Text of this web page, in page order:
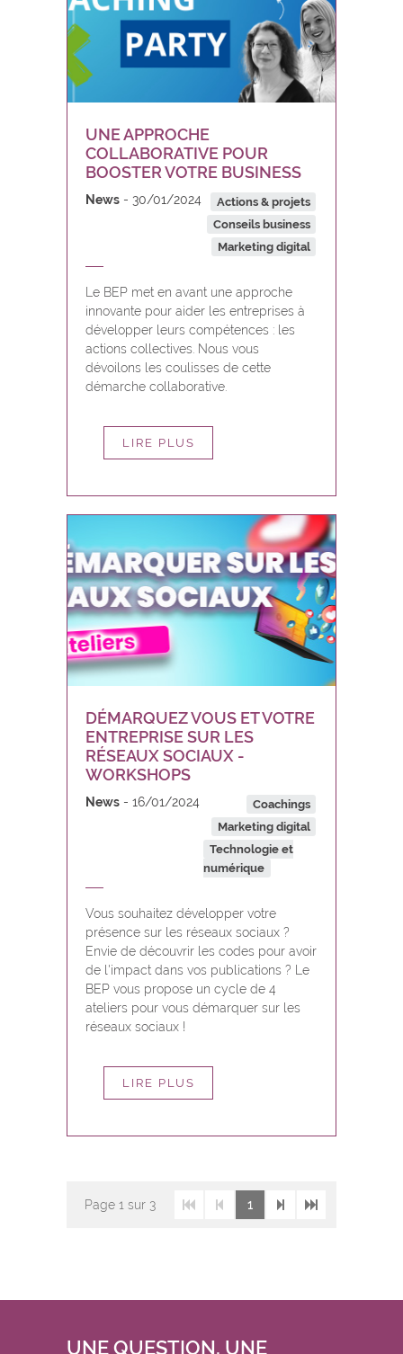
UNE APPROCHE
COLLABORATIVE POUR
BOOSTER VOTRE BUSINESS
News 30/01/2024
Actions & projets
Conseils business
Marketing digital
Le BEP met en avant une approche
innovante pour aider les entreprises à
développer leurs compétences : les
actions collectives. Nous vous
dévoilons les coulisses de cette
démarche collaborative.
LIRE PLUS
DÉMARQUEZ VOUS ET VOTRE
ENTREPRISE SUR LES
RÉSEAUX SOCIAUX -
WORKSHOPS
News 16/01/2024
Coachings
Marketing digital
Technologie et
numérique
Vous souhaitez développer votre
présence sur les réseaux sociaux ?
Envie de découvrir les codes pour avoir
de l'impact dans vos publications ? Le
BEP vous propose un cycle de 4
ateliers pour vous démarquer sur les
réseaux sociaux !
LIRE PLUS
Page 1 sur 3 1
UNE QUESTION, UNE